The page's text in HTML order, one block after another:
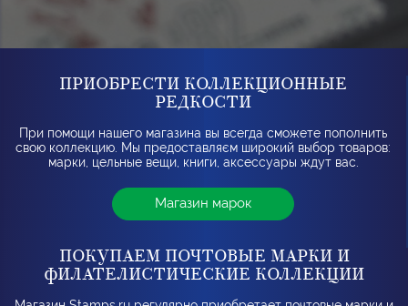
ПРИОБРЕСТИ КОЛЛЕКЦИОННЫЕ
РЕДКОСТИ
При помощи нашего магазина вы всегда сможете пополнить
свою коллекцию. Мы предоставляєм широкий выбор товаров:
марки, цельные вещи, книги, аксессуары ждут вас.
Магазин марок
ПОКУПАЕМ ПОЧТОВЫЕ МАРКИ И
ФИЛАТЕЛИСТИЧЕСКИЕ КОЛЛЕКЦИИ